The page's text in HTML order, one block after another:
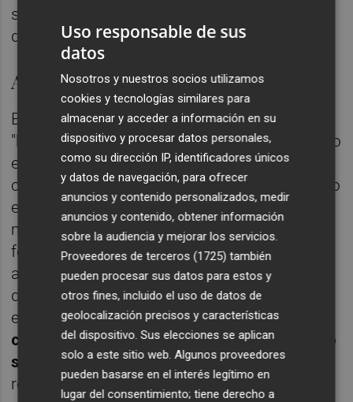
sus carteras "el bajo apalancamiento
documentado podría ser sólo aparente".
Apalancamiento
El Banco de España afirma, no obstante, que
"hasta el momento, no parece que el propicio
entorno en el que operan las socimis haya
conducido a un problema de endeudamiento
excesivo. El apalancamiento de las socimis,
medido como la ratio de activos sobre
fondos propios, se ha mantenido estable en
años recientes. Sería, además, inferior al las
del resto de sectores del mercado bursátil
español", añade. "Pero conviene tener en
cuenta que las métricas de apalancamiento
son sensibles al valor de los activos",
recuerda el antiguo banco emisor.
Uso responsable de sus
datos
Nosotros y nuestros socios utilizamos
cookies y tecnologías similares para
almacenar y acceder a información en su
dispositivo y procesar datos personales,
como su dirección IP, identificadores únicos
y datos de navegación, para ofrecer
anuncios y contenido personalizados, medir
anuncios y contenido, obtener información
sobre la audiencia y mejorar los servicios.
Proveedores de terceros (1725) también
pueden procesar sus datos para estos y
otros fines, incluido el uso de datos de
geolocalización precisos y características
del dispositivo. Sus elecciones se aplican
solo a este sitio web. Algunos proveedores
pueden basarse en el interés legítimo en
lugar del consentimiento; tiene derecho a